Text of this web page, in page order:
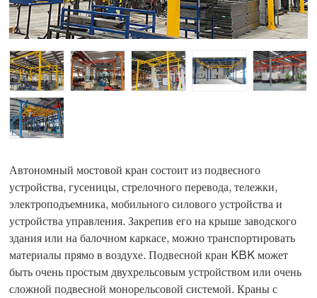
Автономный мостовой кран состоит из подвесного
устройства, гусеницы, стрелочного перевода, тележки,
электроподъемника, мобильного силового устройства и
устройства управления. Закрепив его на крыше заводского
здания или на балочном каркасе, можно транспортировать
материалы прямо в воздухе. Подвесной кран KBK может
быть очень простым двухрельсовым устройством или очень
сложной подвесной монорельсовой системой. Краны с